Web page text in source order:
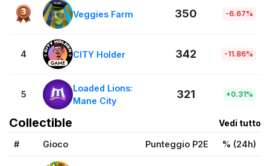
Veggies Farm 350 -6.67%
4 CITY Holder 342 -11.86%
5
Loaded Lions:
Mane City
321 +0.31%
Collectible Vedi tutto
# Gioco Punteggio P2E % (24h)